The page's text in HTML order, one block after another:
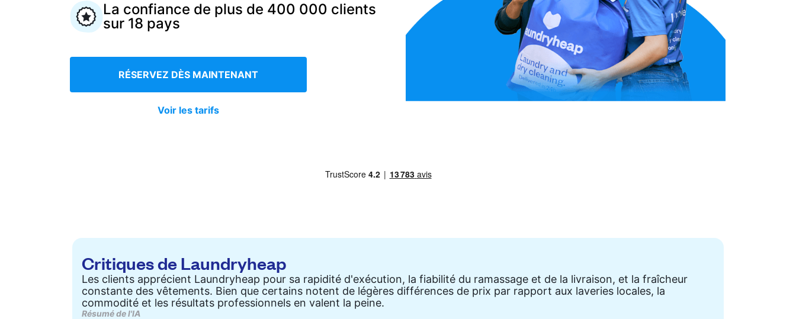
La confiance de plus de 400 000 clients
sur 18 pays
RÉSERVEZ DÈS MAINTENANT
Voir les tarifs
Critiques de Laundryheap
Les clients apprécient Laundryheap pour sa rapidité d'exécution, la fiabilité du ramassage et de la livraison, et la fraîcheur
constante des vêtements. Bien que certains notent de légères différences de prix par rapport aux laveries locales, la
commodité et les résultats professionnels en valent la peine.
Résumé de l'IA